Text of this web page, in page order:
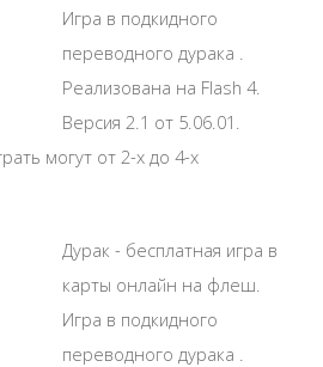
Игра в подкидного
переводного дурака .
Реализована на Flash 4.
Версия 2.1 от 5.06.01.
могут от 2-х до 4-х
Дурак - бесплатная игра в
карты онлайн на флеш.
Игра в подкидного
переводного дурака .